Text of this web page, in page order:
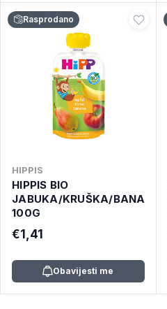
Rasprodano
HIPPIS
HIPPIS BIO
JABUKA/KRUŠKA/BANANA
100G
€1,41
Obavijesti me